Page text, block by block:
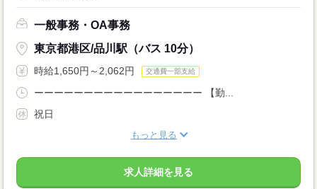
一般事務・OA事務
東京都港区/品川駅（バス 10分）
時給1,650円～2,062円 交通費一部支給
ーーーーーーーーーーーーーーーーー 【勤...
祝日
もっと見る
求人詳細を見る